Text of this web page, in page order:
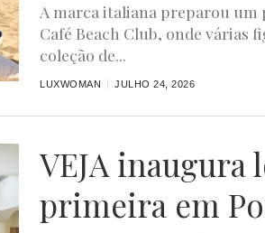
A marca italiana preparou
Café Beach Club, onde várias
coleção de...
LUXWOMAN JULHO 24, 2026
VEJA inaugura
primeira em